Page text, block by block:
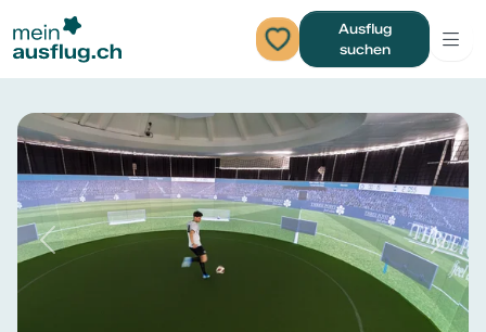
Ausflug
suchen
Previous Next